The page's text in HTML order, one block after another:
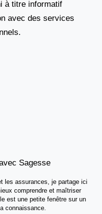
à titre informatif
avec des services
Sagesse
les assurances, je partage ici
comprendre et maîtriser
est une petite fenêtre sur un
connaissance.